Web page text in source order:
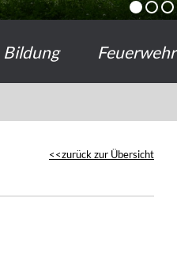
Bildung Feuerwehr
zurück zur Übersicht